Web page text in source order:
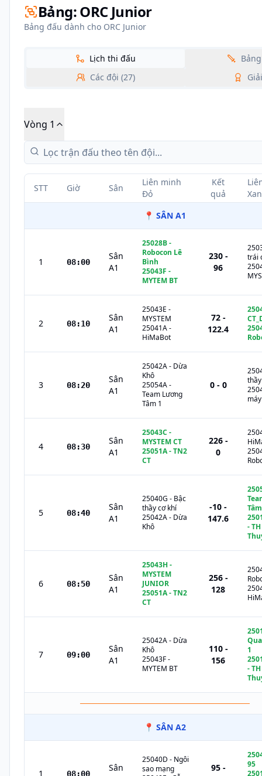
Bảng:ORC Junior
Bảng đấu dành cho ORC Junior
Lịch thi đấu
Các đội (27)
Vòng 1
STT Giờ Sân
Liên minh
Đỏ
Kết
quả
📍 SÂN A1
1 08:00
Sân
A1
25028B-
Robocon Lê
Bình
25043F -
MYTEM BT
230 -
96
trái
2 08:10
Sân
A1
25043E -
MYSTEM
25041A-
HiMaBot
72 -
122.4
3 08:20
Sân
A1
25042A- Dừa
Khô
25054A-
Team Lương
Tâm 1
0 - 0
4 08:30
Sân
A1
25043C -
MYSTEM CT
25051A-TN2
CT
226 -
0
5 08:40
Sân
A1
25040G - Bậc
thầy cơ khí
25042A- Dừa
Khô
-10 -
147.6
-
6 08:50
Sân
A1
25043H -
MYSTEM
JUNIOR
25051A-TN2
CT
256 -
128
7 09:00
Sân
A1
25042A- Dừa
Khô
25043F-
MYTEM BT
110 -
156
1
-
─────────────────────────────
📍 SÂN A2
1 08:00
Sân
25040D - Ngôi
sao mạng
95 -
95